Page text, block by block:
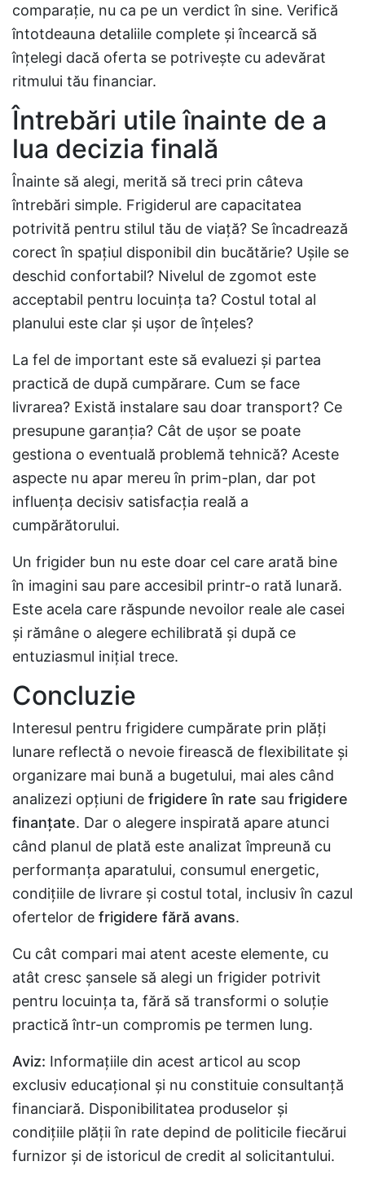
comparație, nu ca pe un verdict în sine. Verifică
întotdeauna detaliile complete și încearcă să
înțelegi dacă oferta se potrivește cu adevărat
ritmului tău financiar.
Întrebări utile înainte de a
lua decizia finală
Înainte să alegi, merită să treci prin câteva
întrebări simple. Frigiderul are capacitatea
potrivită pentru stilul tău de viață? Se încadrează
corect în spațiul disponibil din bucătărie? Ușile se
deschid confortabil? Nivelul de zgomot este
acceptabil pentru locuința ta? Costul total al
planului este clar și ușor de înțeles?
La fel de important este să evaluezi și partea
practică de după cumpărare. Cum se face
livrarea? Există instalare sau doar transport? Ce
presupune garanția? Cât de ușor se poate
gestiona o eventuală problemă tehnică? Aceste
aspecte nu apar mereu în prim-plan, dar pot
influența decisiv satisfacția reală a
cumpărătorului.
Un frigider bun nu este doar cel care arată bine
în imagini sau pare accesibil printr-o rată lunară.
Este acela care răspunde nevoilor reale ale casei
și rămâne o alegere echilibrată și după ce
entuziasmul inițial trece.
Concluzie
Interesul pentru frigidere cumpărate prin plăți
lunare reflectă o nevoie firească de flexibilitate și
organizare mai bună a bugetului, mai ales când
analizezi opțiuni de frigidere în rate sau frigidere
finanțate. Dar o alegere inspirată apare atunci
când planul de plată este analizat împreună cu
performanța aparatului, consumul energetic,
condițiile de livrare și costul total, inclusiv în cazul
ofertelor de frigidere fără avans.
Cu cât compari mai atent aceste elemente, cu
atât cresc șansele să alegi un frigider potrivit
pentru locuința ta, fără să transformi o soluție
practică într-un compromis pe termen lung.
Aviz: Informațiile din acest articol au scop
exclusiv educațional și nu constituie consultanță
financiară. Disponibilitatea produselor și
condițiile plății în rate depind de politicile fiecărui
furnizor și de istoricul de credit al solicitantului.